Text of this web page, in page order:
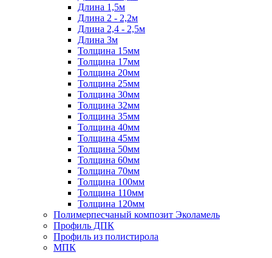
Длина 1,5м
Длина 2 - 2,2м
Длина 2,4 - 2,5м
Длина 3м
Толщина 15мм
Толщина 17мм
Толщина 20мм
Толщина 25мм
Толщина 30мм
Толщина 32мм
Толщина 35мм
Толщина 40мм
Толщина 45мм
Толщина 50мм
Толщина 60мм
Толщина 70мм
Толщина 100мм
Толщина 110мм
Толщина 120мм
Полимерпесчаный композит Эколамель
Профиль ДПК
Профиль из полистирола
МПК